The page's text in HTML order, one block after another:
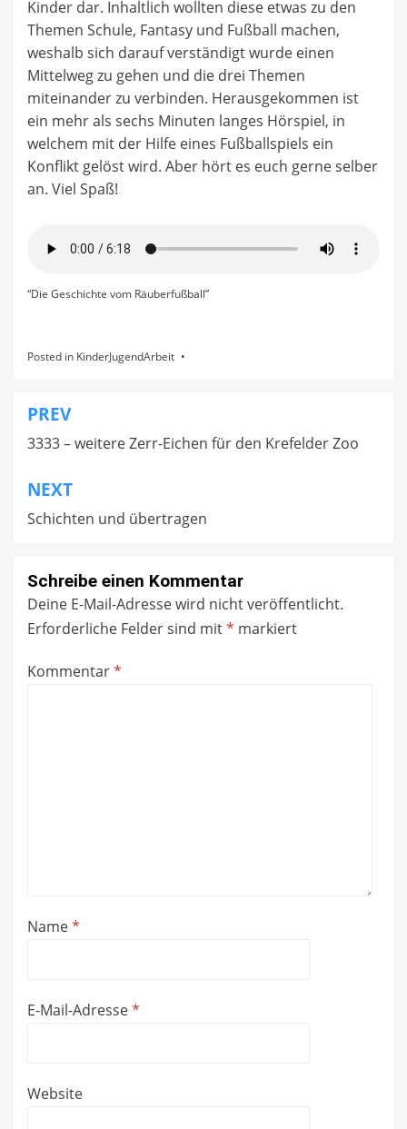
Kinder dar. Inhaltlich wollten diese etwas zu den
Themen Schule, Fantasy und Fußball machen,
weshalb sich darauf verständigt wurde einen
Mittelweg zu gehen und die drei Themen
miteinander zu verbinden. Herausgekommen ist
ein mehr als sechs Minuten langes Hörspiel, in
welchem mit der Hilfe eines Fußballspiels ein
Konflikt gelöst wird. Aber hört es euch gerne selber
an. Viel Spaß!
“Die Geschichte vom Räuberfußball”
Posted in KinderJugendArbeit
Beitragsnavigation
PREV
3333 – weitere Zerr-Eichen für den Krefelder Zoo
NEXT
Schichten und übertragen
Schreibe einen Kommentar
Deine E-Mail-Adresse wird nicht veröffentlicht.
Erforderliche Felder sind mit* markiert
Kommentar*
Name*
E-Mail-Adresse*
Website